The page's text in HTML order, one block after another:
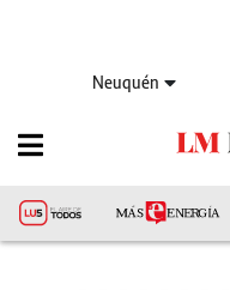
Neuquén